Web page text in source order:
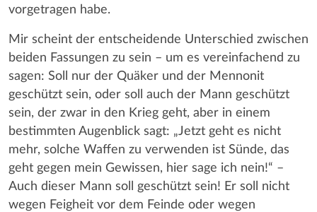
vorgetragen habe.
Mir scheint der entscheidende Unterschied zwischen
beiden Fassungen zu sein – um es vereinfachend zu
sagen: Soll nur der Quäker und der Mennonit
geschützt sein, oder soll auch der Mann geschützt
sein, der zwar in den Krieg geht, aber in einem
bestimmten Augenblick sagt: „Jetzt geht es nicht
mehr, solche Waffen zu verwenden ist Sünde, das
geht gegen mein Gewissen, hier sage ich nein!“ –
Auch dieser Mann soll geschützt sein! Er soll nicht
wegen Feigheit vor dem Feinde oder wegen